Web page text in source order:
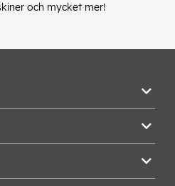
och mycket mer!